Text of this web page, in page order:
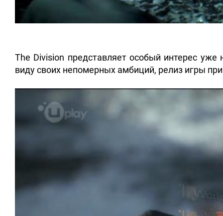
The Division представляет особый интерес
виду своих непомерных амбиций, релиз игры